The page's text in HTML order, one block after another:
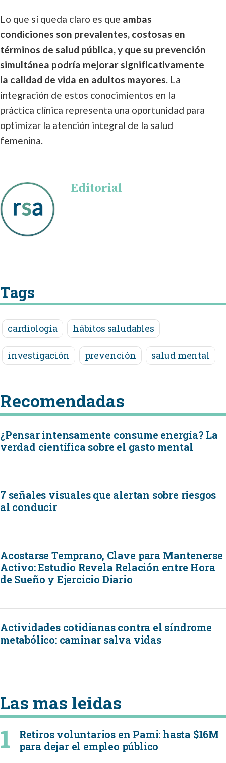
Lo que sí queda claro es que ambas
condiciones son prevalentes, costosas en
términos de salud pública, y que su prevención
simultánea podría mejorar significativamente
la calidad de vida en adultos mayores. La
integración de estos conocimientos en la
práctica clínica representa una oportunidad para
optimizar la atención integral de la salud
femenina.
Editorial
Tags
cardiología hábitos saludables
investigación prevención salud mental
Recomendadas
¿Pensar intensamente consume energía? La
verdad científica sobre el gasto mental
7 señales visuales que alertan sobre riesgos
al conducir
Acostarse Temprano, Clave para Mantenerse
Activo: Estudio Revela Relación entre Hora
de Sueño y Ejercicio Diario
Actividades cotidianas contra el síndrome
metabólico: caminar salva vidas
Las mas leidas
Retiros voluntarios en Pami: hasta $16M
para dejar el empleo público